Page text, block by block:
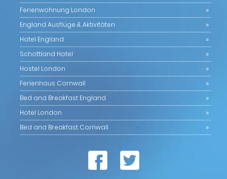
Ferienwohnung London
England Ausflüge & Aktivitäten
Hotel England
Schottland Hotel
Hostel London
Ferienhaus Cornwall
Bed and Breakfast England
Hotel London
Bed and Breakfast Cornwall